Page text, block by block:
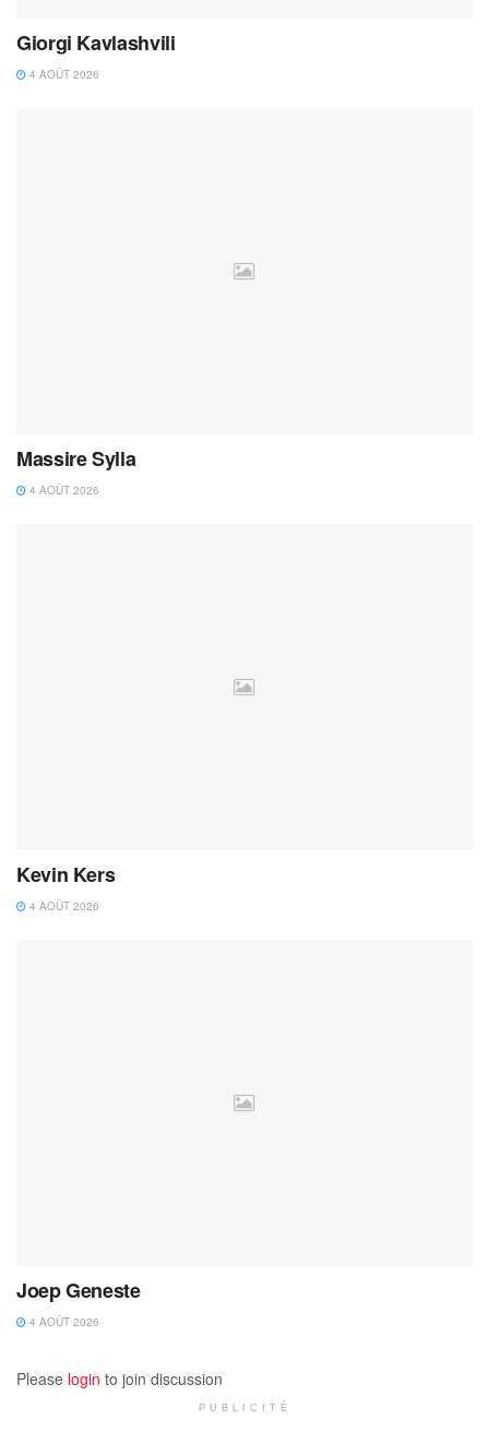
Giorgi Kavlashvili
4 AOÛT 2026
Massire Sylla
4 AOÛT 2026
Kevin Kers
4 AOÛT 2026
Joep Geneste
4 AOÛT 2026
Please login to join discussion
PUBLICITÉ